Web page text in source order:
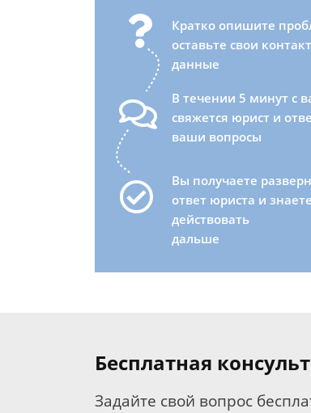
Кратко опишите
оставьте свои
данные
В течении 5 минут с
свяжется юрист и
ваши вопросы
Вы получаете
ответ юриста и
действовать
дальше
Бесплатная
Задайте свой вопрос